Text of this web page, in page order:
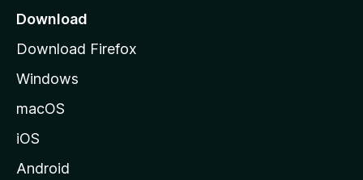
Download
Download Firefox
Windows
macOS
iOS
Android